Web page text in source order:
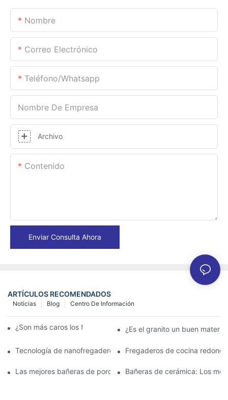
Nombre
Correo Electrónico
Teléfono/whatsapp
Nombre De Empresa
Archivo
Contenido
Enviar Consulta Ahora
ARTÍCULOS RECOMENDADOS
Centro De Información
Blog
Noticias
¿Son más caros los fregaderos de granito?¿Es el granito un buen
Tecnología de nanofregaderos: lo que los propietarios deben
Fregaderos de cocina
Las mejores bañeras de porcelana para un baño clásico
Bañeras de cerámica: Los